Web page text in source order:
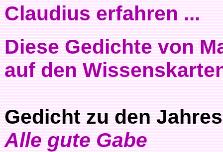
Claudius erfahren ...
Diese Gedichte von
auf den
Gedicht zu den
Alle gute Gabe